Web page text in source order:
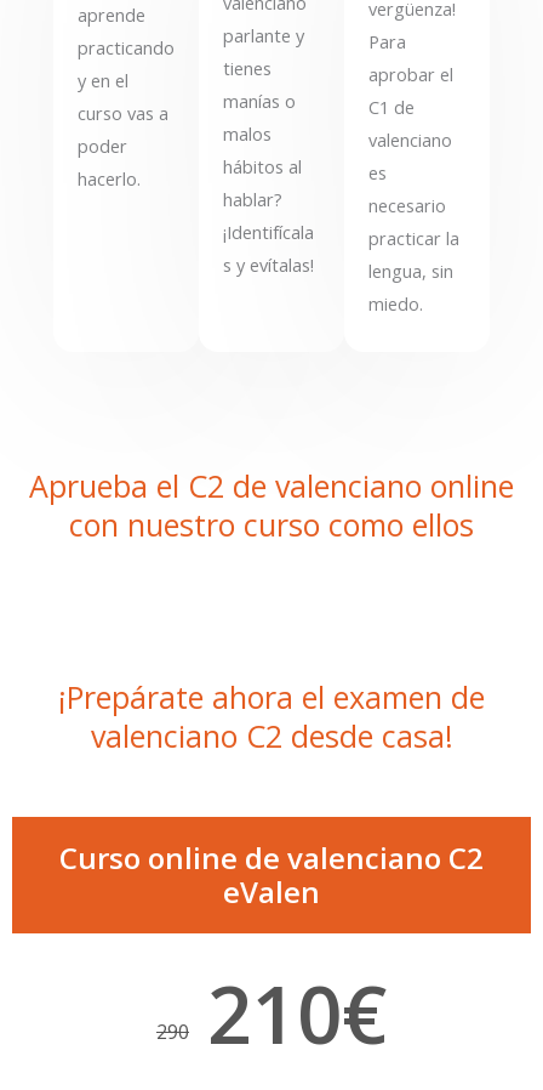
aprende
practicando
y en el
curso vas a
poder
hacerlo.
parlante y
tienes
manías o
malos
hábitos al
hablar?
¡Identifícala
s y evítalas!
vergüenza!
Para
aprobar el
C1 de
valenciano
es
necesario
practicar la
lengua, sin
miedo.
Aprueba el C2 de valenciano online
con nuestro curso como ellos
¡Prepárate ahora el examen de
valenciano C2 desde casa!
Curso online de valenciano C2
eValen
290 210€